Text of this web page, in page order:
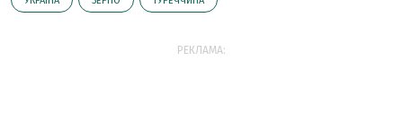
РЕКЛАМА: